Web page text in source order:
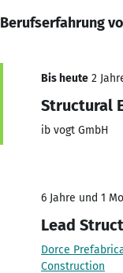
Berufserfahrung
Bis heute 2
Structural
ib vogt GmbH
6 Jahre und 1
Lead
Dorce
Construction